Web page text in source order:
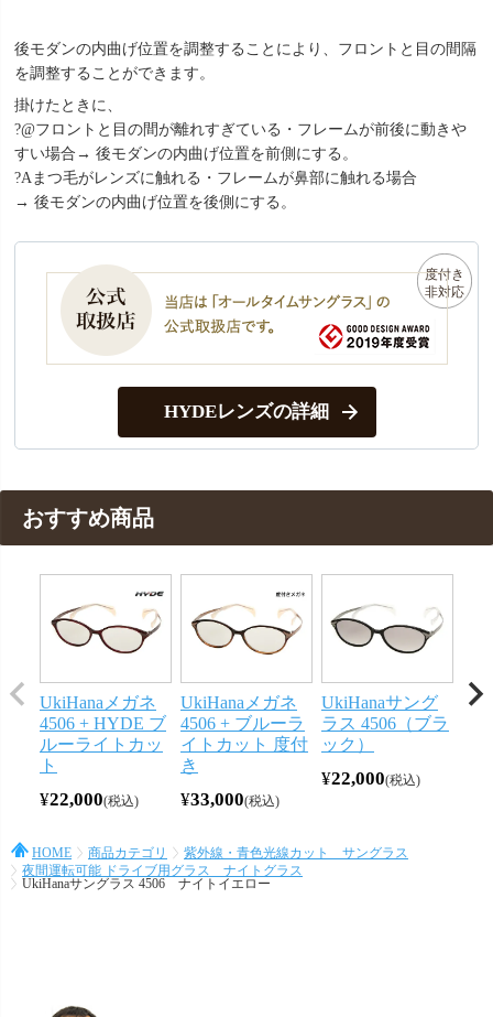
後モダンの内曲げ位置を調整することにより、フロントと目の間隔
を調整することができます。
掛けたときに、
?@フロントと目の間が離れすぎている・フレームが前後に動きや
すい場合→ 後モダンの内曲げ位置を前側にする。
?Aまつ毛がレンズに触れる・フレームが鼻部に触れる場合
→ 後モダンの内曲げ位置を後側にする。
HYDEレンズの詳細
おすすめ商品
UkiHanaメガネ
4506 + HYDE ブ
ルーライトカッ
ト
¥22,000 税込
UkiHanaメガネ
4506 + ブルーラ
イトカット 度付
き
¥33,000 税込
UkiHanaサング
ラス 4506（ブラ
ック）
¥22,000 税込
HOME 商品カテゴリ
紫外線・青色光線カット サングラス
夜間運転可能 ドライブ用グラス ナイトグラス
UkiHanaサングラス 4506 ナイトイエロー